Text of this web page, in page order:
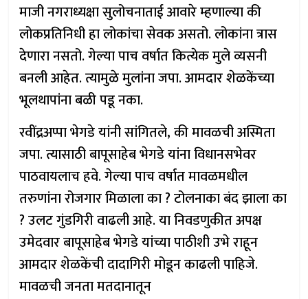
माजी नगराध्यक्षा सुलोचनाताई आवारे म्हणाल्या की
लोकप्रतिनिधी हा लोकांचा सेवक असतो. लोकांना त्रास
देणारा नसतो. गेल्या पाच वर्षात कित्येक मुले व्यसनी
बनली आहेत. त्यामुळे मुलांना जपा. आमदार शेळकेंच्या
भूलथापांना बळी पडू नका.
रवींद्रअप्पा भेगडे यांनी सांगितले, की मावळची अस्मिता
जपा. त्यासाठी बापूसाहेब भेगडे यांना विधानसभेवर
पाठवायलाच हवे. गेल्या पाच वर्षात मावळमधील
तरुणांना रोजगार मिळाला का ? टोलनाका बंद झाला का
? उलट गुंडगिरी वाढली आहे. या निवडणुकीत अपक्ष
उमेदवार बापूसाहेब भेगडे यांच्या पाठीशी उभे राहून
आमदार शेळकेंची दादागिरी मोडून काढली पाहिजे.
मावळची जनता मतदानातून